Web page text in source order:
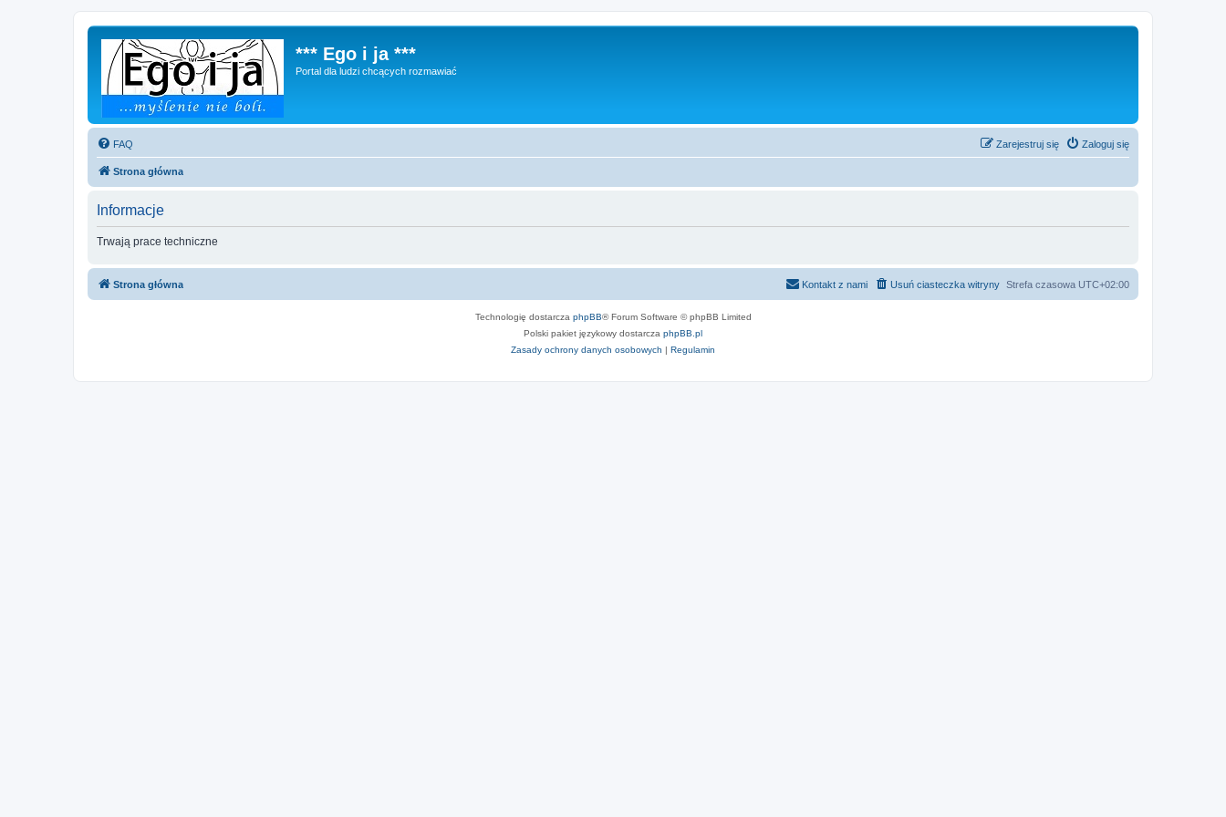
*** Ego i ja ***
Portal dla ludzi chcących rozmawiać
FAQ Zaloguj się
Zarejestruj się
Strona główna
Informacje
Trwają prace techniczne
Strona główna Strefa czasowa UTC+02:00
Usuń ciasteczka witryny
Kontakt z nami
Technologię dostarcza phpBB® Forum Software © phpBB Limited
Polski pakiet językowy dostarcza phpBB.pl
Zasady ochrony danych osobowych | Regulamin